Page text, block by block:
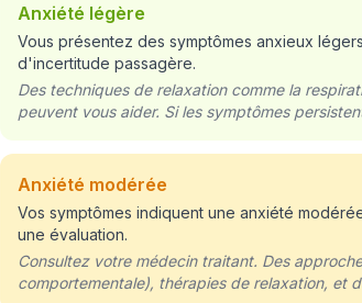
Anxiété légère
Vous présentez des symptômes anxieux
d'incertitude passagère.
Des techniques de relaxation comme la
peuvent vous aider. Si les symptômes
Anxiété modérée
Vos symptômes indiquent une anxiété
une évaluation.
Consultez votre médecin traitant. Des
comportementale), thérapies de relaxation, et